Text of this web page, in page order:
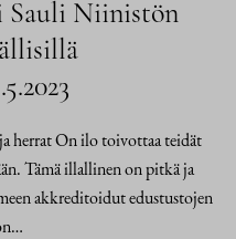
Sauli Niinistön
herrat On ilo toivottaa teidät
Tämä illallinen on pitkä ja
akkreditoidut edustustojen